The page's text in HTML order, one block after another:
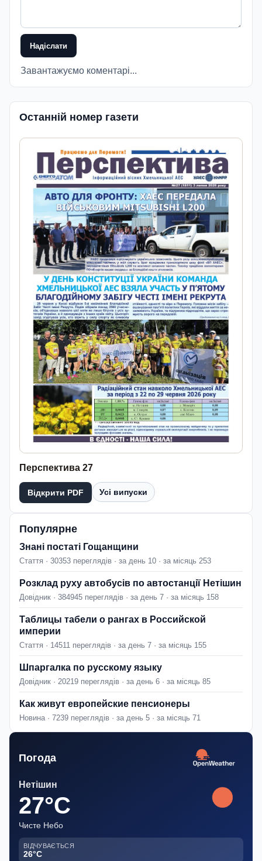
Надіслати
Завантажуємо коментарі...
Останній номер газети
Перспектива 27
Відкрити PDF Усі випуски
Популярне
Знані постаті Гощанщини
Стаття · 30353 переглядів · за день 10 · за місяць 253
Розклад руху автобусів по автостанції Нетішин
Довідник · 384945 переглядів · за день 7 · за місяць 158
Таблицы табели о рангах в Российской
империи
Стаття · 14511 переглядів · за день 7 · за місяць 155
Шпаргалка по русскому языку
Довідник · 20219 переглядів · за день 6 · за місяць 85
Как живут европейские пенсионеры
Новина · 7239 переглядів · за день 5 · за місяць 71
Погода
Нетішин
27°C
Чисте Небо
ВІДЧУВАЄТЬСЯ
26°C